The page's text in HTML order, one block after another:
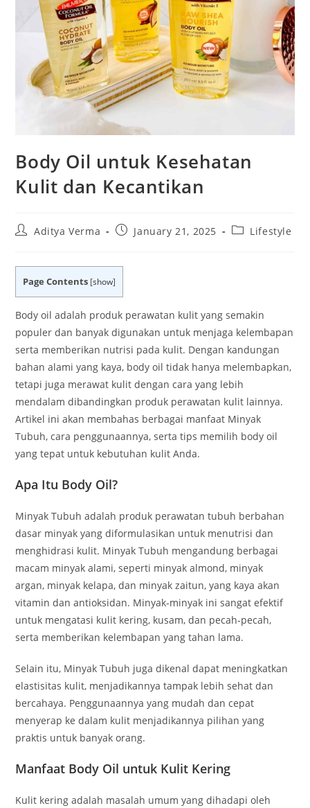
Body Oil untuk Kesehatan
Kulit dan Kecantikan
PostAditya Verma
PostJanuary 21, 2025
PostLifestyle
Page Contents [show]
Body oil adalah produk perawatan kulit yang semakin
populer dan banyak digunakan untuk menjaga kelembapan
serta memberikan nutrisi pada kulit. Dengan kandungan
bahan alami yang kaya, body oil tidak hanya melembapkan,
tetapi juga merawat kulit dengan cara yang lebih
mendalam dibandingkan produk perawatan kulit lainnya.
Artikel ini akan membahas berbagai manfaat Minyak
Tubuh, cara penggunaannya, serta tips memilih body oil
yang tepat untuk kebutuhan kulit Anda.
Apa Itu Body Oil?
Minyak Tubuh adalah produk perawatan tubuh berbahan
dasar minyak yang diformulasikan untuk menutrisi dan
menghidrasi kulit. Minyak Tubuh mengandung berbagai
macam minyak alami, seperti minyak almond, minyak
argan, minyak kelapa, dan minyak zaitun, yang kaya akan
vitamin dan antioksidan. Minyak-minyak ini sangat efektif
untuk mengatasi kulit kering, kusam, dan pecah-pecah,
serta memberikan kelembapan yang tahan lama.
Selain itu, Minyak Tubuh juga dikenal dapat meningkatkan
elastisitas kulit, menjadikannya tampak lebih sehat dan
bercahaya. Penggunaannya yang mudah dan cepat
menyerap ke dalam kulit menjadikannya pilihan yang
praktis untuk banyak orang.
Manfaat Body Oil untuk Kulit Kering
Kulit kering adalah masalah umum yang dihadapi oleh